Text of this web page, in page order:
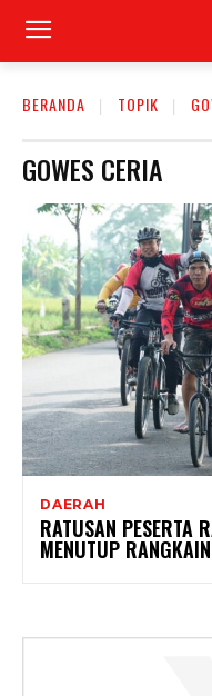
BERANDA TOPIK
GOWES CERIA
DAERAH
RATUSAN PESERTA
MENUTUP